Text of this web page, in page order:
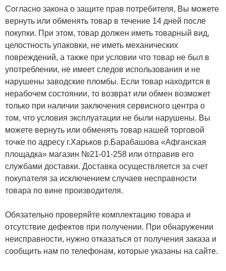
Согласно закона о защите прав потребителя, Вы можете
вернуть или обменять товар в течение 14 дней после
покупки. При этом, товар должен иметь товарный вид,
целостность упаковки, не иметь механических
повреждений, а также при условии что товар не был в
употреблении, не имеет следов использования и не
нарушены заводские пломбы. Если товар находится в
нерабочем состоянии, то возврат или обмен возможет
только при наличии заключения сервисного центра о
том, что условия эксплуатации не были нарушены. Вы
можете вернуть или обменять товар нашей торговой
точке по адресу г.Харьков р.Барабашова «Афганская
площадка» магазин №21-01-258 или отправив его
службами доставки. Доставка осуществляется за счет
покупателя за исключением случаев несправности
товара по вине производителя.
Обязательно проверяйте комплектацию товара и
отсутствие дефектов при получении. При обнаружении
неисправности, нужно отказаться от получения заказа и
сообщить нам по телефонам, которые указаны на сайте.